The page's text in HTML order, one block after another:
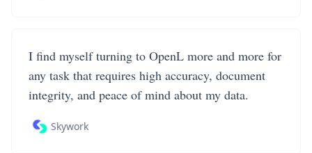
I find myself turning to OpenL more and more for
any task that requires high accuracy, document
integrity, and peace of mind about my data.
Skywork